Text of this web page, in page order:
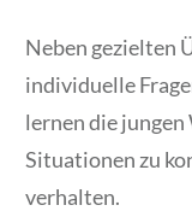
Neben gezielten
individuelle
lernen die jungen
Situationen zu
verhalten.